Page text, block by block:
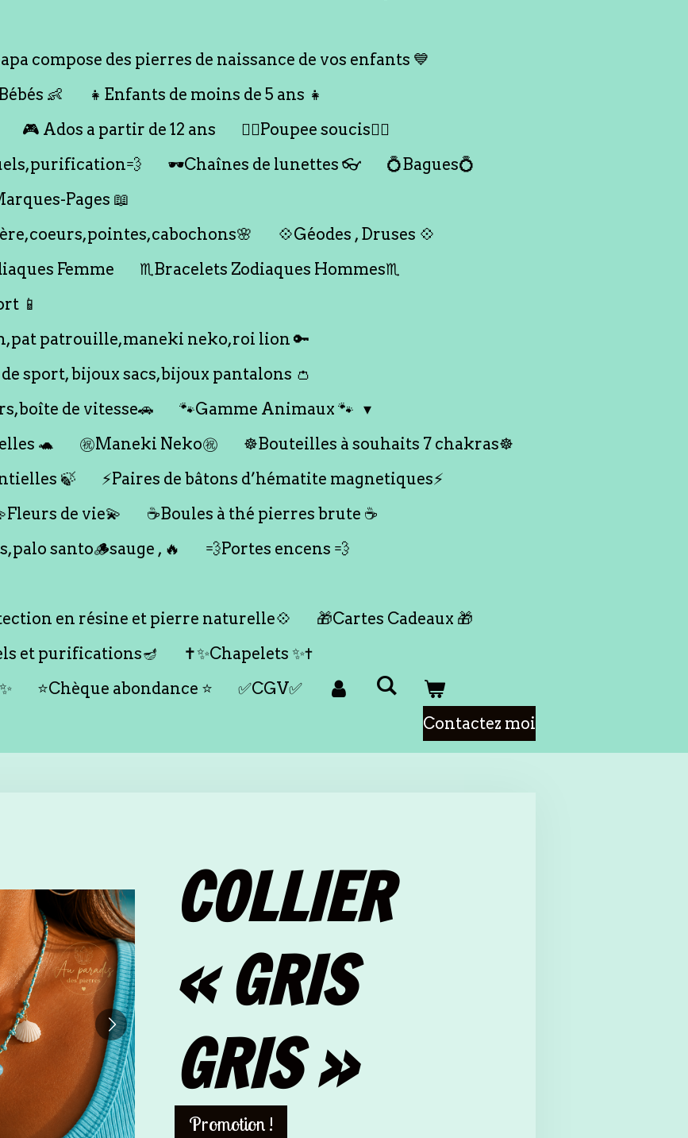
compose des pierres de naissance de vos enfants 💙
👶
👧Enfants de moins de 5 ans 👧
🎮 Ados a partir de 12 ans
🙇‍♂️Poupee soucis🙇‍♀️
🕶️Chaînes de lunettes 👓
💍Bagues💍
Pages 📖
💠Géodes , Druses 💠
Femme
♏️Bracelets Zodiaques Hommes♏️
📱
patrouille,maneki neko,roi lion 🔑
sport, bijoux sacs,bijoux pantalons 👛
de vitesse🚗
🐾Gamme Animaux 🐾
🐢
㊗️Maneki Neko㊗️
☸️Bouteilles à souhaits 7 chakras☸️
🍃
⚡️Paires de bâtons d’hématite magnetiques⚡️
de vie💫
☕️Boules à thé pierres brute ☕️
santo🪵sauge , 🔥
💨Portes encens 💨
en résine et pierre naturelle💠
🎁Cartes Cadeaux 🎁
et purifications🪔
✝️✨Chapelets ✨✝️
⭐️Chèque abondance ⭐️
✅CGV✅
Contactez moi
COLLIER
« GRIS
GRIS »
Promotion !